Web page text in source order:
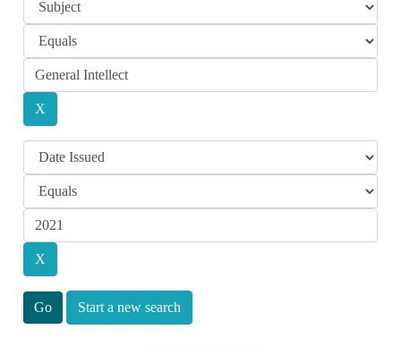
Start a new search